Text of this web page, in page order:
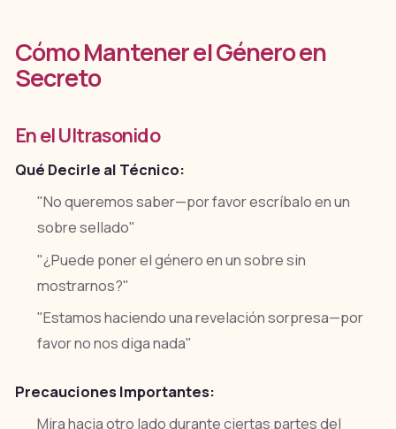
Cómo Mantener el Género en
Secreto
En el Ultrasonido
Qué Decirle al Técnico:
"No queremos saber—por favor escríbalo en un
sobre sellado"
"¿Puede poner el género en un sobre sin
mostrarnos?"
"Estamos haciendo una revelación sorpresa—por
favor no nos diga nada"
Precauciones Importantes:
Mira hacia otro lado durante ciertas partes del